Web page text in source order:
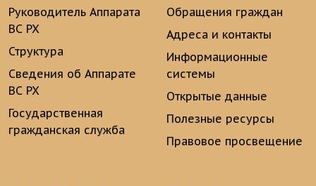
Руководитель Аппарата
ВС РХ
Структура
Сведения об Аппарате
ВС РХ
Государственная
гражданская служба
Обращения граждан
Адреса и контакты
Информационные
системы
Открытые данные
Полезные ресурсы
Правовое просвещение